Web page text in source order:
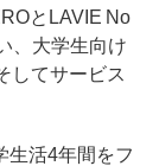
とLAVIE No
、大学生向け
してサービス
活4年間をフ